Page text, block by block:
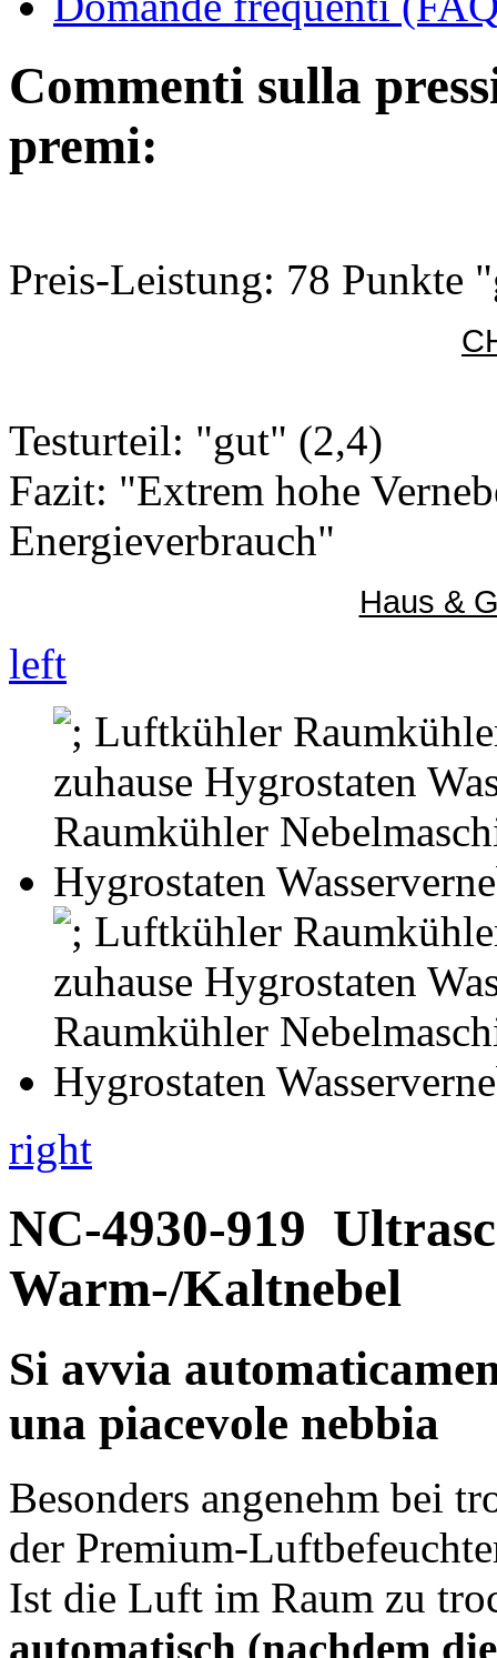
Commenti sulla
premi:
Preis-Leistung: 78 Punkte
Testurteil: "gut" (2,4)
Fazit: "Extrem hohe
Energieverbrauch"
Haus &
left
right
NC-4930-919
Warm-/Kaltnebel
Si avvia
una piacevole nebbia
Besonders angenehm bei
der Premium-
Ist die Luft im Raum zu
automatisch (nachdem